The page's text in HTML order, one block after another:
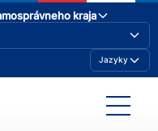
kraja
Jazyky